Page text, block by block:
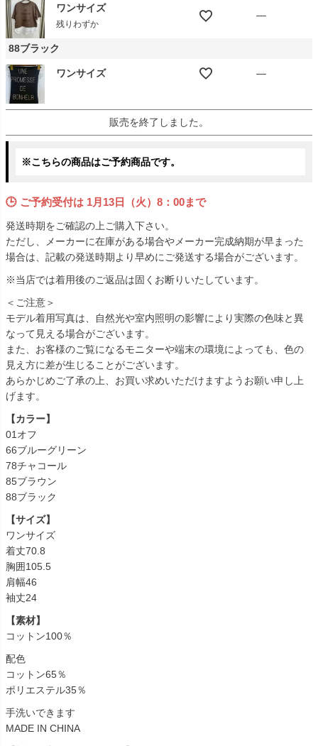
ワンサイズ
残りわずか
—
88ブラック
ワンサイズ —
販売を終了しました。
※こちらの商品はご予約商品です。
🕒 ご予約受付は 1月13日（火）8：00まで
発送時期をご確認の上ご購入下さい。
ただし、メーカーに在庫がある場合やメーカー完成納期が早まった
場合は、記載の発送時期より早めにご発送する場合がございます。
※当店では着用後のご返品は固くお断りいたしています。
＜ご注意＞
モデル着用写真は、自然光や室内照明の影響により実際の色味と異
なって見える場合がございます。
また、お客様のご覧になるモニターや端末の環境によっても、色の
見え方に差が生じることがございます。
あらかじめご了承の上、お買い求めいただけますようお願い申し上
げます。
【カラー】
01オフ
66ブルーグリーン
78チャコール
85ブラウン
88ブラック
【サイズ】
ワンサイズ
着丈70.8
胸囲105.5
肩幅46
袖丈24
【素材】
コットン100％
配色
コットン65％
ポリエステル35％
手洗いできます
MADE IN CHINA